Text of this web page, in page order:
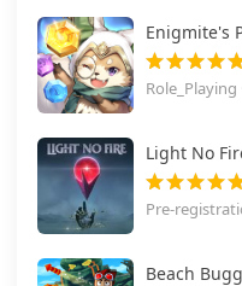
Enigmite's
Light No
Pre-
Beach